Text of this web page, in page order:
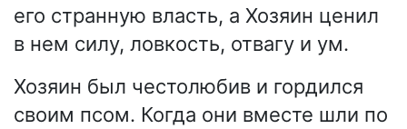
его странную власть, а Хозяин ценил
в нем силу, ловкость, отвагу и ум.
Хозяин был честолюбив и гордился
своим псом. Когда они вместе шли по